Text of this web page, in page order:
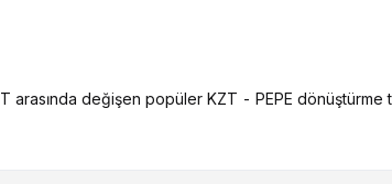
değişen popüler KZT - PEPE dönüştürme